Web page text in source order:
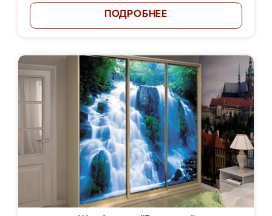
ПОДРОБНЕЕ